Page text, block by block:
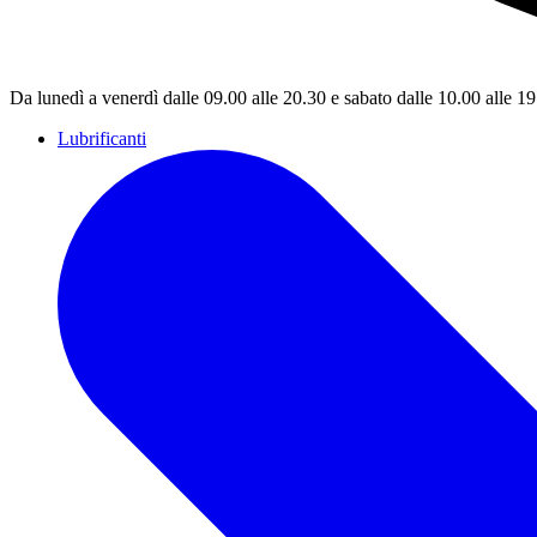
Da lunedì a venerdì dalle 09.00 alle 20.30 e sabato dalle 10.00 alle
Lubrificanti